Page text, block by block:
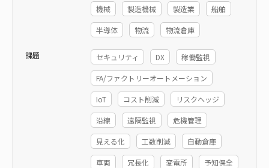
機械 製造機械 製造業 船舶
半導体 物流 物流倉庫
課題 セキュリティ DX 稼働監視
FA/ファクトリーオートメーション
IoT コスト削減 リスクヘッジ
沿線 遠隔監視 危機管理
見える化 工数削減 自動倉庫
車両 冗長化 変電所 予知保全